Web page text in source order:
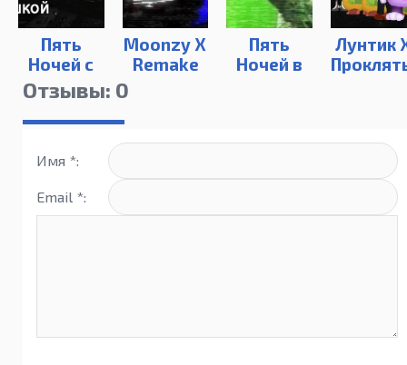
Пять
Ночей с
Чебурашкой
Moonzy X
Remake
Пять
Ночей в
Лунтик
Отзывы: 0
Имя *:
Email *: